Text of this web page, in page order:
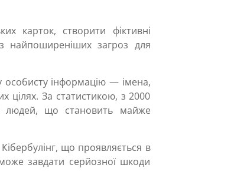
карток, створити фіктивні
найпоширеніших загроз для
інформацію — імена,
цілях. За статистикою, з 2000
людей, що становить майже
що проявляється в
завдати серйозної шкоди